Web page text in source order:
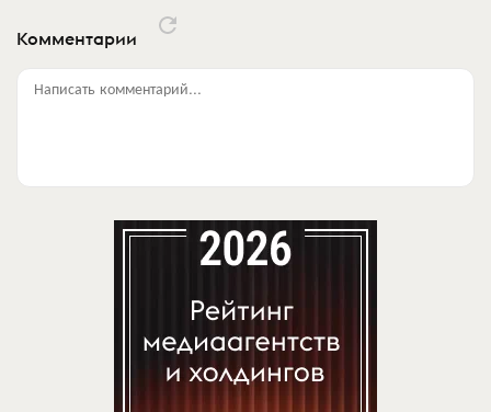
Комментарии
Написать комментарий...